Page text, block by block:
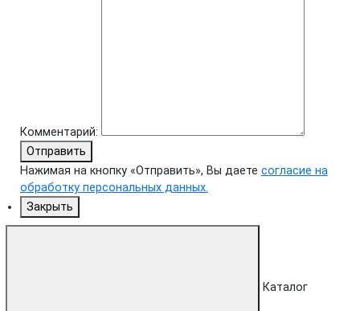
Комментарий:
Отправить
Нажимая на кнопку «Отправить», Вы даете согласие на
обработку персональных данных.
Закрыть
Каталог